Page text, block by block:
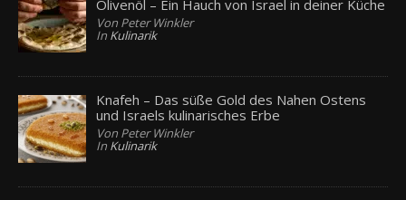
Olivenöl – Ein Hauch von Israel in deiner Küche
Von Peter Winkler
In Kulinarik
Knafeh – Das süße Gold des Nahen Ostens
und Israels kulinarisches Erbe
Von Peter Winkler
In Kulinarik